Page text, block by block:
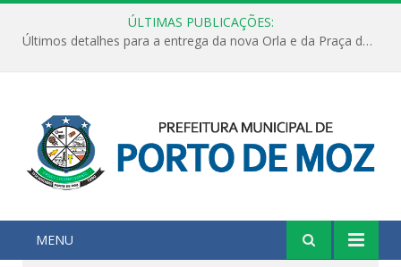
ÚLTIMAS PUBLICAÇÕES:
Últimos detalhes para a entrega da nova Orla e da Praça do Praião
MENU